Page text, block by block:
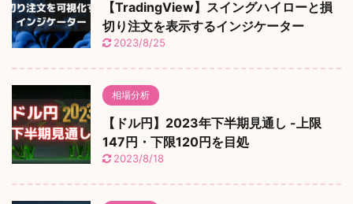
【TradingView】スイングハイローと損
切り注文を表示するインジケーター
2023/8/25
相場分析
【ドル円】2023年下半期見通し -上限
147円・下限120円を目処
2023/8/18